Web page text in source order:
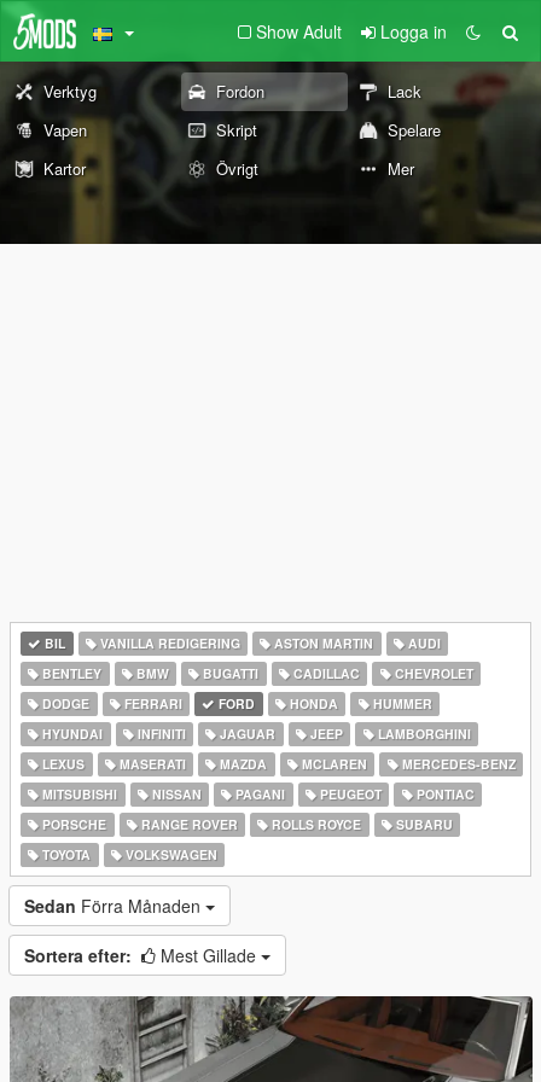
Show Adult Logga in
Verktyg Fordon
Lack
Vapen
Skript
Spelare
Kartor
Övrigt Mer
BIL VANILLA REDIGERING ASTON MARTIN
AUDI
BENTLEY
BMW BUGATTI CADILLAC
CHEVROLET
DODGE
FERRARI FORD HONDA
HUMMER
HYUNDAI
INFINITI JAGUAR JEEP
LAMBORGHINI
LEXUS
MASERATI MAZDA MCLAREN
MERCEDES-BENZ
MITSUBISHI
NISSAN PAGANI PEUGEOT
PONTIAC
PORSCHE
RANGE ROVER ROLLS ROYCE
SUBARU
TOYOTA
VOLKSWAGEN
Sedan Förra Månaden
Sortera efter: Mest Gillade